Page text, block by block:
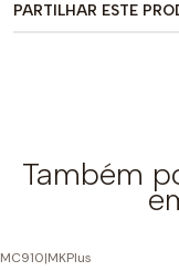
PARTILHAR ESTE
Também
MC910|MKPlus